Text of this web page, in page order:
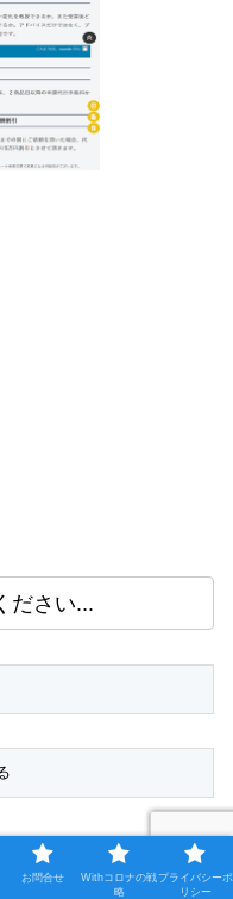
お問合せ
Withコロナの戦
略
プライバシーポ
リシー